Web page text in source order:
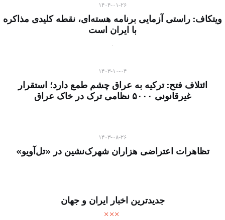
۱۴۰۴-۰۱-۲۶
ویتکاف: راستی آزمایی برنامه هسته‌ای، نقطه کلیدی مذاکره
با ایران است
۱۴۰۳-۱۰-۰۴
ائتلاف فتح: ترکیه به عراق چشم طمع دارد؛ استقرار
غیرقانونی ۵۰۰۰ نظامی ترک در خاک عراق
۱۴۰۳-۰۸-۲۶
تظاهرات اعتراضی هزاران شهرک‌نشین در «تل‌آویو»
جدیدترین اخبار ایران و جهان